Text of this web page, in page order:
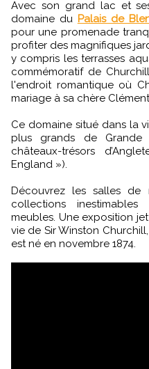
Avec son grand lac et ses beaux jardins paysagers, le
domaine du Palais de
pour une promenade
profiter des magnifiques
y compris les terrasses
commémoratif de
l'endroit romantique où
mariage à sa chère
Ce domaine situé dans la
plus grands de
châteaux-trésors
England »).
Découvrez les salles de
collections
meubles. Une exposition
vie de Sir Winston
est né en novembre 1874.